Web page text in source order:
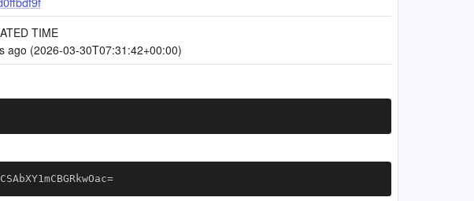
TIME
ago (2026-03-30T07:31:42+00:00)